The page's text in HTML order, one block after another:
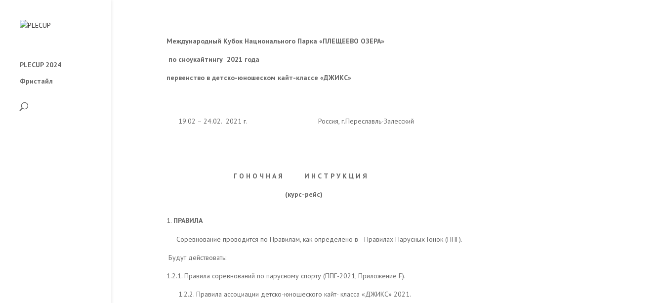
PLECUP 2024
Фристайл
Международный Кубок Национального Парка «ПЛЕЩЕЕВО ОЗЕРА»
по сноукайтингу 2021 года
первенство в детско-юношеском кайт-классе «ДЖИКС»
19.02 – 24.02. 2021 г. Россия, г.Переславль-Залесский
Г О Н О Ч Н А Я И Н С Т Р У К Ц И Я
(курс-рейс)
ПРАВИЛА
Соревнование проводится по Правилам, как определено в Правилах Парусных Гонок (ППГ).
Будут действовать:
1.2.1. Правила соревнований по парусному спорту (ППГ-2021, Приложение F).
1.2.2. Правила ассоциации детско-юношеского кайт- класса «ДЖИКС» 2021.